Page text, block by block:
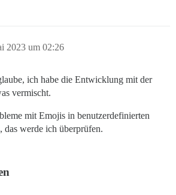
2023 um 02:26
ich habe die Entwicklung mit der
vermischt.
mit Emojis in benutzerdefinierten
das werde ich überprüfen.